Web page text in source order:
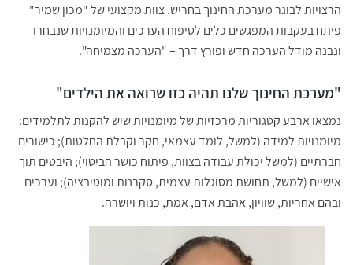
הרצויות לבוגר מערכת החינוך בחריש. צוות מקצועי של "מכון שמיר"
פיתח בעקבות המפגשים כלים לטיפוח הערכים והמיומנויות שנבחרו
ונבנה מודל הערכה חדש ופורץ דרך – "הערכה מצמיחה".
"מערכת החינוך שלנו תהיה כזו שרואה את הילדים"
נמצאו ארבע קטגוריות מרכזיות של מיומנויות שיש להקנות לתלמידים:
מיומנויות למידה (למשל, לומד עצמאי, חקר וקבלת החלטות); כישורים
חברתיים (למשל יכולת עבודה בצוות, פיתוח כושר הביטוי); היבטים תוך
אישיים (למשל, תחושת מסוגלות עצמית, סקרנות ומוטיבציה); וערכים
ובהם אחריות, שוויון, אהבת אדם, אמת, כנות ויושרה.